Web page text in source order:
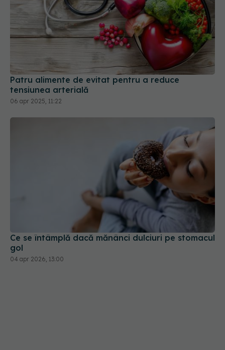
Patru alimente de evitat pentru a reduce
06 apr 2025, 11:22
Ce se întâmplă dacă mănânci dulciuri pe stomacul